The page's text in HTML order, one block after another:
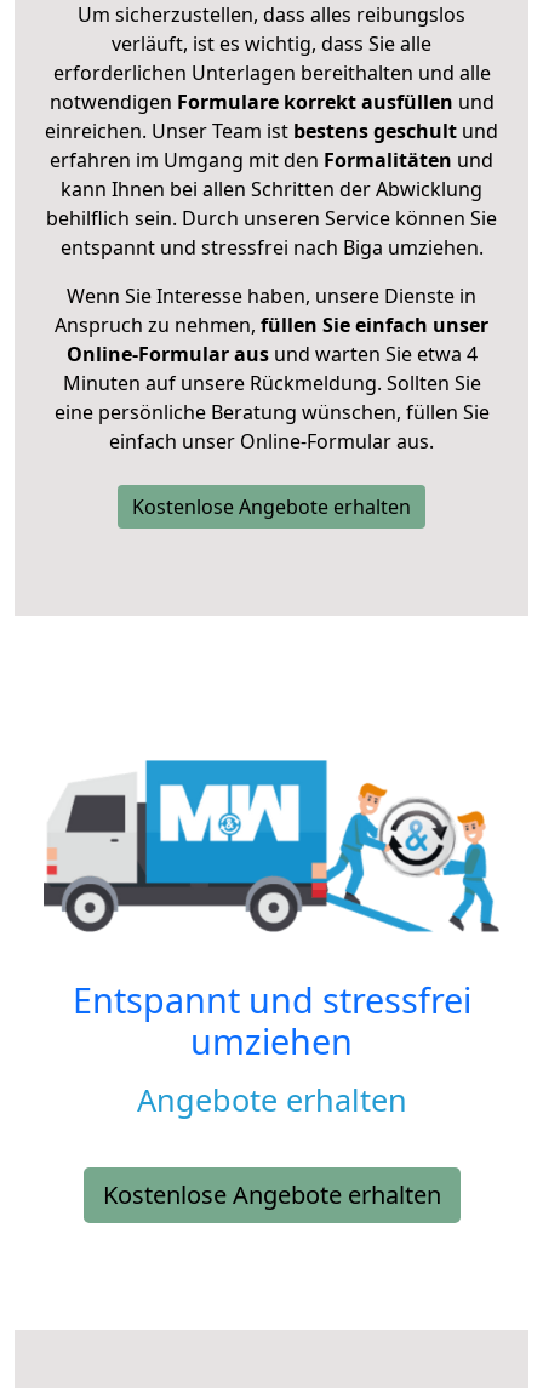
Um sicherzustellen, dass alles reibungslos
verläuft, ist es wichtig, dass Sie alle
erforderlichen Unterlagen bereithalten und alle
notwendigen Formulare korrekt ausfüllen und
einreichen. Unser Team ist bestens geschult und
erfahren im Umgang mit den Formalitäten und
kann Ihnen bei allen Schritten der Abwicklung
behilflich sein. Durch unseren Service können Sie
entspannt und stressfrei nach Biga umziehen.
Wenn Sie Interesse haben, unsere Dienste in
Anspruch zu nehmen, füllen Sie einfach unser
Online-Formular ausund warten Sie etwa 4
Minuten auf unsere Rückmeldung. Sollten Sie
eine persönliche Beratung wünschen, füllen Sie
einfach unser Online-Formular aus.
Kostenlose Angebote erhalten
Entspannt und stressfrei
umziehen
Angebote erhalten
Kostenlose Angebote erhalten